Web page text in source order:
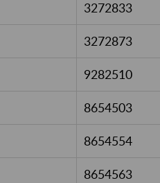
3272833
3272873
9282510
8654503
8654554
8654563